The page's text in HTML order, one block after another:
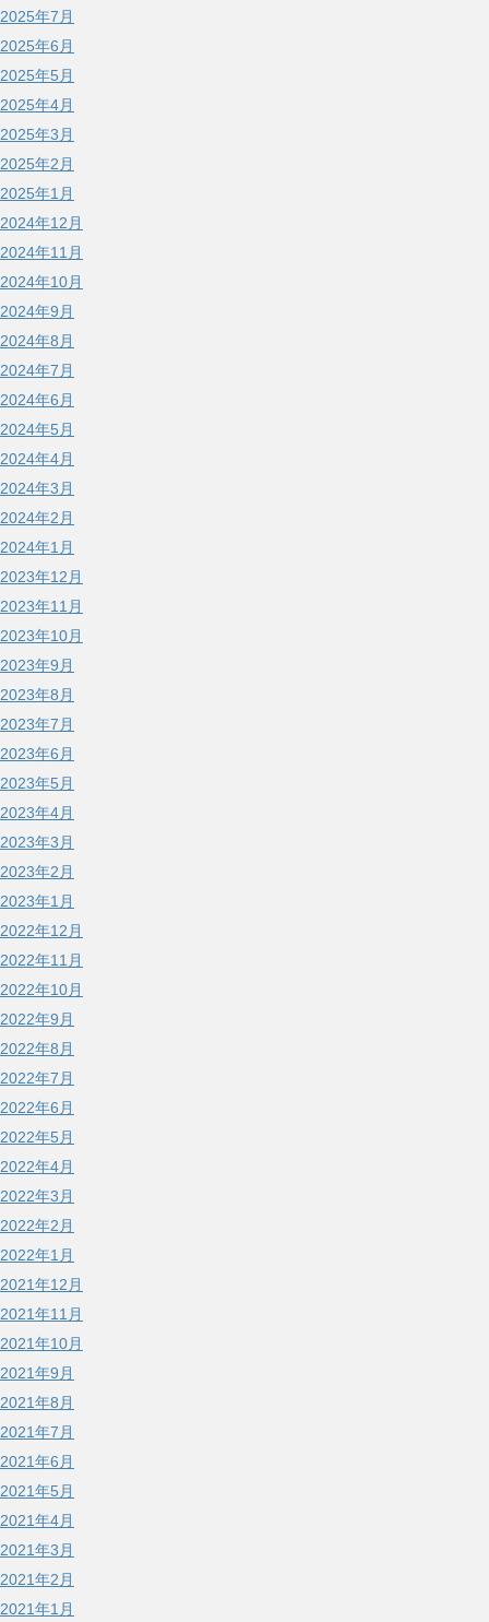
2025年7月
2025年6月
2025年5月
2025年4月
2025年3月
2025年2月
2025年1月
2024年12月
2024年11月
2024年10月
2024年9月
2024年8月
2024年7月
2024年6月
2024年5月
2024年4月
2024年3月
2024年2月
2024年1月
2023年12月
2023年11月
2023年10月
2023年9月
2023年8月
2023年7月
2023年6月
2023年5月
2023年4月
2023年3月
2023年2月
2023年1月
2022年12月
2022年11月
2022年10月
2022年9月
2022年8月
2022年7月
2022年6月
2022年5月
2022年4月
2022年3月
2022年2月
2022年1月
2021年12月
2021年11月
2021年10月
2021年9月
2021年8月
2021年7月
2021年6月
2021年5月
2021年4月
2021年3月
2021年2月
2021年1月